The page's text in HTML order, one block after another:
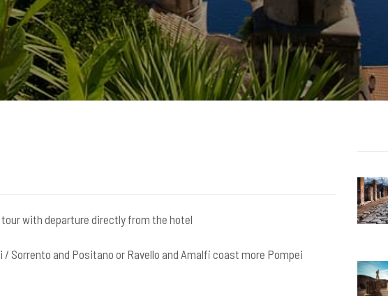
with departure directly from the hotel
Sorrento and Positano or Ravello and Amalfi coast more Pompei